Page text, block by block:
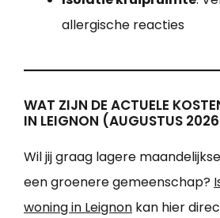
allergische reacties
WAT ZIJN DE ACTUELE
IN LEIGNON (AUGUSTUS
Wil jij graag lagere
een groenere gemeenschap?
woning in Leignon kan hier